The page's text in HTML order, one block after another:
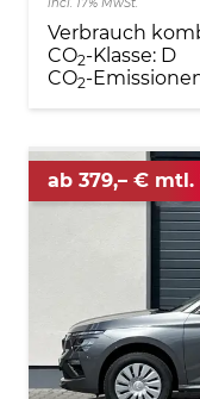
Verbrauch
CO2-Klasse: D
CO2-
ab 379,– € mtl.